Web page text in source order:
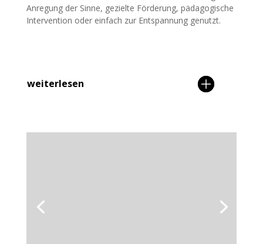
Anregung der Sinne, gezielte Förderung, pädagogische
Intervention oder einfach zur Entspannung genutzt.
weiterlesen